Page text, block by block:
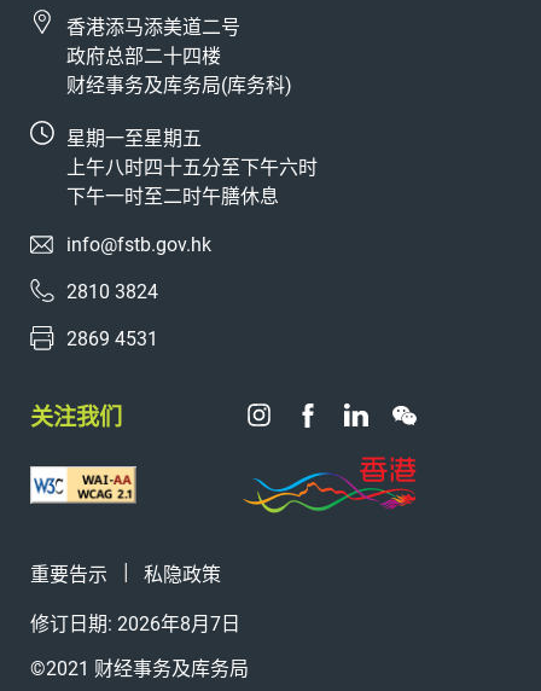
香港添马添美道二号
政府总部二十四楼
财经事务及库务局(库务科)
星期一至星期五
上午八时四十五分至下午六时
下午一时至二时午膳休息
info@fstb.gov.hk
2810 3824
2869 4531
关注我们
重要告示 私隐政策
修订日期: 2026年8月7日
©2021 财经事务及库务局